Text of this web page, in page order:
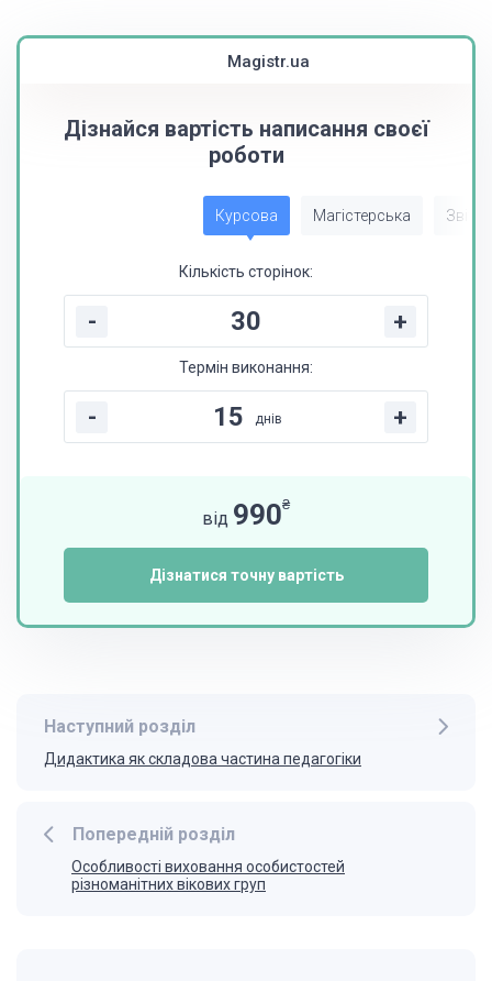
Magistr.ua
Дізнайся вартість написання своєї
роботи
Курсова Магістерська Звіт
Кількість сторінок:
- +
Термін виконання:
- днів +
від 990₴
Дізнатися точну вартість
Попередній розділ
Особливості виховання особистостей
різноманітних вікових груп
Наступний розділ
Дидактика як складова частина педагогіки